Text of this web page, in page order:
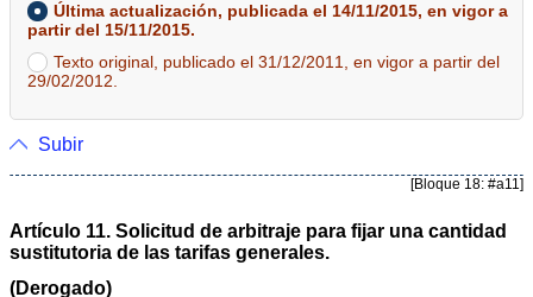
Última actualización, publicada el 14/11/2015, en vigor a
partir del 15/11/2015.
Texto original, publicado el 31/12/2011, en vigor a partir del
29/02/2012.
Subir
[Bloque 18: #a11]
Artículo 11. Solicitud de arbitraje para fijar una cantidad
sustitutoria de las tarifas generales.
(Derogado)